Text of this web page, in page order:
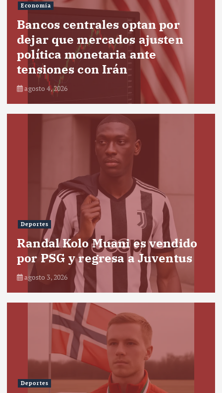
Economía
Bancos centrales optan por
dejar que mercados ajusten
política monetaria ante
tensiones con Irán
agosto 4, 2026
Deportes
Randal Kolo Muani es vendido
por PSG y regresa a Juventus
agosto 3, 2026
Deportes